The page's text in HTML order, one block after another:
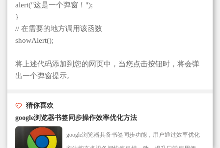
alert("这是一个弹窗！");
}
// 在需要的地方调用该函数
showAlert();
将上述代码添加到您的网页中，当您点击按钮时，将会弹
出一个弹窗提示。
猜你喜欢
google浏览器书签同步操作效率优化方法
google浏览器具备书签同步功能，用户通过效率优化